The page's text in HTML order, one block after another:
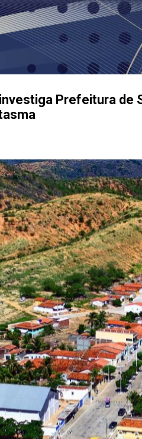
Pular para o
Prefeitura de